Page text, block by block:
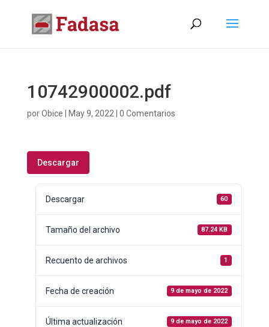
10742900002.pdf
porObice May 9, 2022 0 Comentarios
Descargar
Descargar 60
Tamaño del archivo 87.24 KB
Recuento de archivos 1
Fecha de creación 9 de mayo de 2022
Última actualización 9 de mayo de 2022